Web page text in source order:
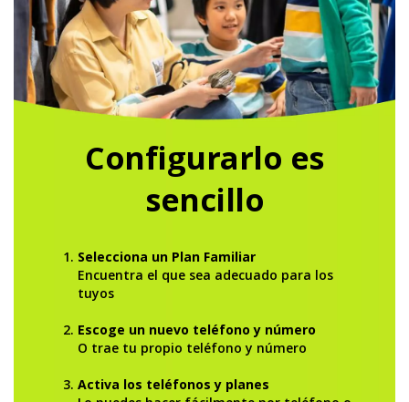
Configurarlo es
sencillo
Selecciona un Plan Familiar
Encuentra el que sea adecuado para los
tuyos
Escoge un nuevo teléfono y número
O trae tu propio teléfono y número
Activa los teléfonos y planes